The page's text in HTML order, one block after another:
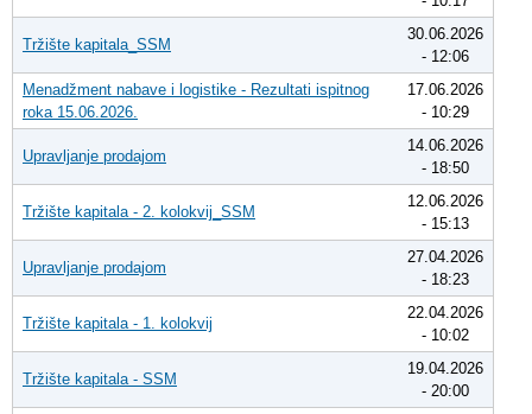
Tržište kapitala_SSM
30.06.2026
- 12:06
Menadžment nabave i logistike - Rezultati ispitnog
roka 15.06.2026.
17.06.2026
- 10:29
Upravljanje prodajom
14.06.2026
- 18:50
Tržište kapitala - 2. kolokvij_SSM
12.06.2026
- 15:13
Upravljanje prodajom
27.04.2026
- 18:23
Tržište kapitala - 1. kolokvij
22.04.2026
- 10:02
Tržište kapitala - SSM
19.04.2026
- 20:00